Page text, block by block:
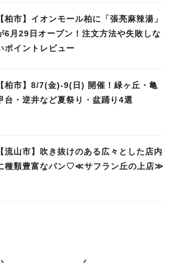
【柏市】イオンモール柏に「張亮麻辣湯」
6月29日オープン！注文方法や失敗しな
ポイントレビュー
【柏市】8/7(金)‐9(日) 開催！緑ヶ丘・亀
台・逆井など夏祭り・盆踊り4選
【流山市】吹き抜けのある広々とした店内
種類豊富なパン♡≪サフラン丘の上店≫